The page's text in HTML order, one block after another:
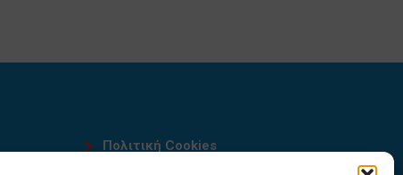
Πολιτική Cookies